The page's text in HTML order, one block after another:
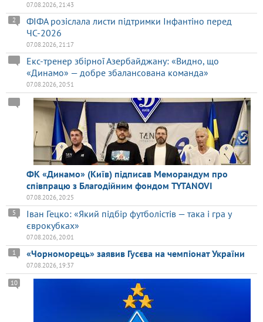
07.08.2026, 21:43
ФІФА розіслала листи підтримки Інфантіно перед
ЧС-2026
2
07.08.2026, 21:17
Екс-тренер збірної Азербайджану: «Видно, що
«Динамо» — добре збалансована команда»
07.08.2026, 20:51
ФК «Динамо» (Київ) підписав Меморандум про
співпрацю з Благодійним фондом TYTANOVI
07.08.2026, 20:25
Іван Гецко: «Який підбір футболістів — така і гра у
єврокубках»
5
07.08.2026, 20:01
«Чорноморець» заявив Гусєва на чемпіонат України
1
07.08.2026, 19:37
10